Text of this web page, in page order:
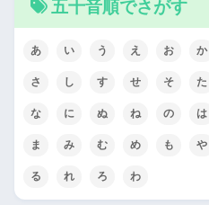
五十音順でさがす
あ い う え お か
さ し す せ そ た
な に ぬ ね の は
ま み む め も や
る れ ろ わ